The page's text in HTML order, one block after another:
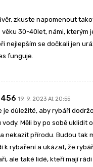
zkuste napomenout
30-40let, námi, kterým
nejlepším se dočkali jen
funguje.
19. 9. 2023 At 20:55
je důležité, aby rybáři
vody. Měli by po sobě uklidit
nekazit přírodu. Budou tak
k rybaření a ukázat, že
ale také lidé, kteří mají